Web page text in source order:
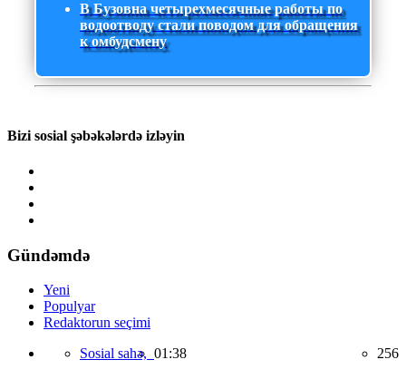
В Бузовна четырехмесячные работы по
водоотводу стали поводом для обращения
к омбудсмену
Bizi sosial şəbəkələrdə izləyin
Gündəmdə
Yeni
Populyar
Redaktorun seçimi
Sosial sahə, 01:38 256